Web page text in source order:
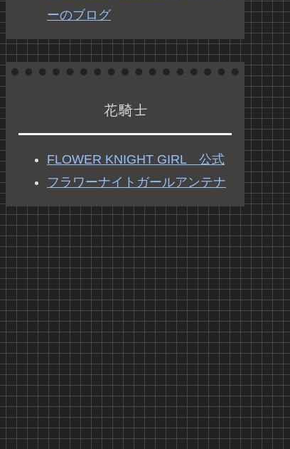
ーのブログ
花騎士
FLOWER KNIGHT GIRL 公式
フラワーナイトガールアンテナ